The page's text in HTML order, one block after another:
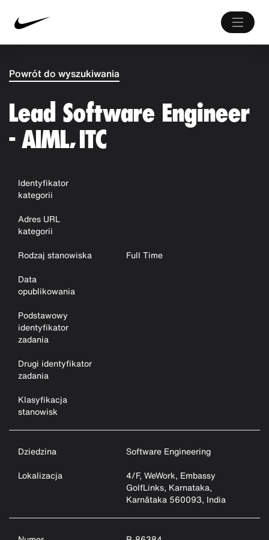
Powrót do wyszukiwania
Lead Software Engineer
- AIML, ITC
Identyfikator
kategorii
Adres URL
kategorii
Rodzaj stanowiska
Full Time
Data
opublikowania
Podstawowy
identyfikator
zadania
Drugi identyfikator
zadania
Klasyfikacja
stanowisk
Dziedzina
Software Engineering
Lokalizacja
4/F, WeWork, Embassy
GolfLinks, Karnataka,
Karnātaka 560093, India